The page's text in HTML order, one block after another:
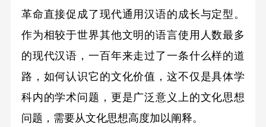
革命直接促成了现代通用汉语的成长与定型。
作为相较于世界其他文明的语言使用人数最多
的现代汉语，一百年来走过了一条什么样的道
路，如何认识它的文化价值，这不仅是具体学
科内的学术问题，更是广泛意义上的文化思想
问题，需要从文化思想高度加以阐释。